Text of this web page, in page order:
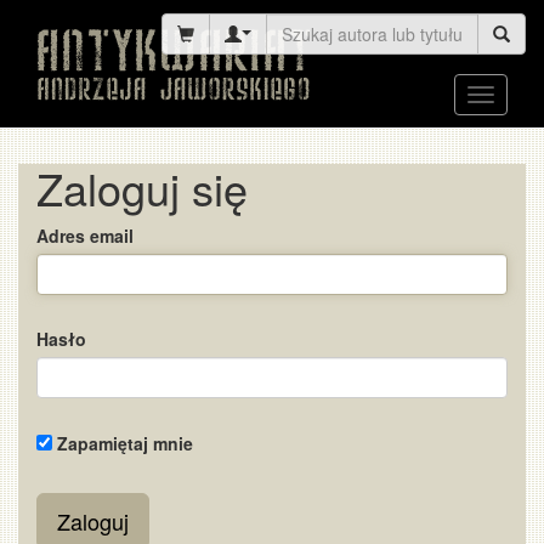
Toggle
Zaloguj się
Adres email
Hasło
Zapamiętaj mnie
Zaloguj